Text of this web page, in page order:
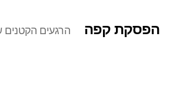
הפסקת קפה הרגעים הקטנים